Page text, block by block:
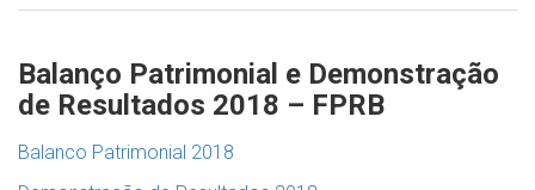
Balanço Patrimonial e Demonstração
de Resultados 2018 – FPRB
Balanco Patrimonial 2018